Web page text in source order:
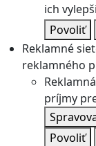
ich
Povoliť
Reklamné
reklamného
príjmy
Povoliť